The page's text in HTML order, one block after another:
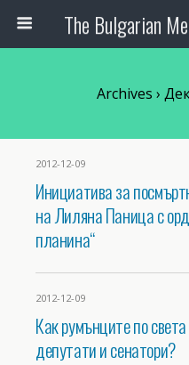
Archives ›
2012-12-09
Инициатива за
на Лиляна Паница с
планина“
2012-12-09
Как румънците по
депутати и сенатори?